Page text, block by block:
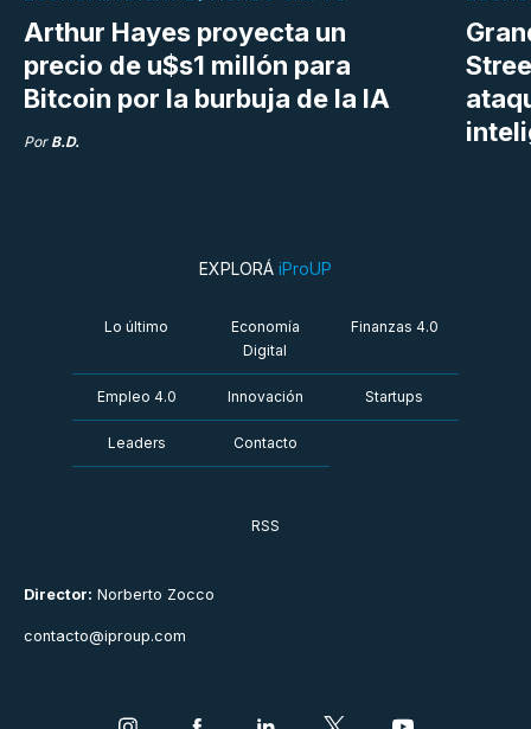
Arthur Hayes proyecta un
precio de u$s1 millón para
Bitcoin por la burbuja de la IA
Por B.D.
Director: Norberto Zocco
contacto@iproup.com
EXPLORÁ iProUP
Lo último
Economía
Digital
Finanzas 4.0
Empleo 4.0 Innovación Startups
Leaders Contacto
RSS